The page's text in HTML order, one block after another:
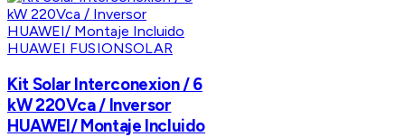
HUAWEI FUSIONSOLAR
Kit Solar Interconexion / 6
kW 220Vca / Inversor
HUAWEI/ Montaje Incluido